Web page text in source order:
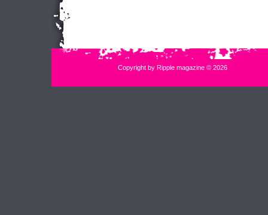
Copyright by Ripple magazine © 2026